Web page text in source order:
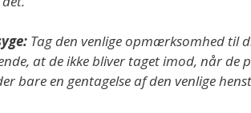
Tag den venlige opmærksomhed til
at de ikke bliver taget imod, når de
bare en gentagelse af den venlige